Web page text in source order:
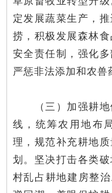
定发展蔬菜生产，
捞，积极发展森林
安全责任制，强化
严惩非法添加和农兽
（三）加强耕地
线，统筹农用地布
理，规范补充耕地
划。坚决打击各类
村乱占耕地建房整